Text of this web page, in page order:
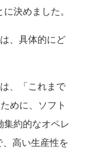
決めました。
、具体的にど
、「これまで
めに、ソフト
約的なオペレ
高い生産性を